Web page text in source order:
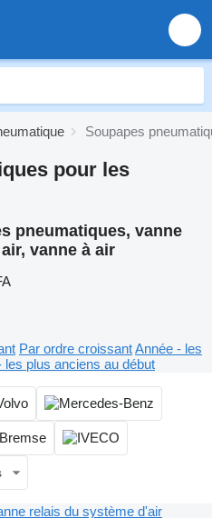
Soupapes
pour les
pneumatiques, vanne
vanne à air
Par ordre croissantAnnée - les
les plus anciens au début